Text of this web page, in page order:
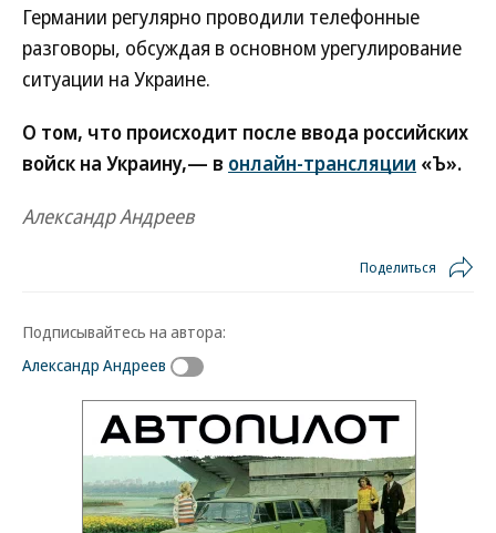
Германии регулярно проводили телефонные
разговоры, обсуждая в основном урегулирование
ситуации на Украине.
О том, что происходит после ввода российских
войск на Украину,— в онлайн-трансляции «Ъ».
Александр Андреев
Поделиться
Подписывайтесь на автора:
Александр Андреев